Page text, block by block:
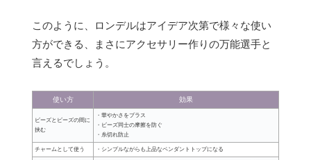
このように、ロンデルはアイデア次第で様々な使い
方ができる、まさにアクセサリー作りの万能選手と
言えるでしょう。
使い方 効果
ビーズとビーズの間に
挟む
・華やかさをプラス
・ビーズ同士の摩擦を防ぐ
・糸切れ防止
チャームとして使う ・シンプルながらも上品なペンダントトップになる